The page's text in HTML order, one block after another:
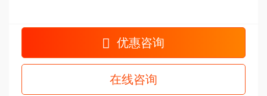
优惠咨询
在线咨询